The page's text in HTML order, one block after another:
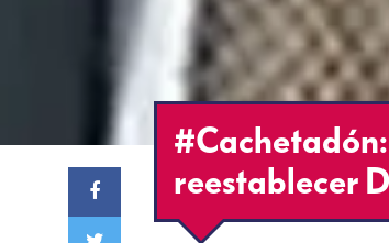
#Cachetadón:
reestablecer